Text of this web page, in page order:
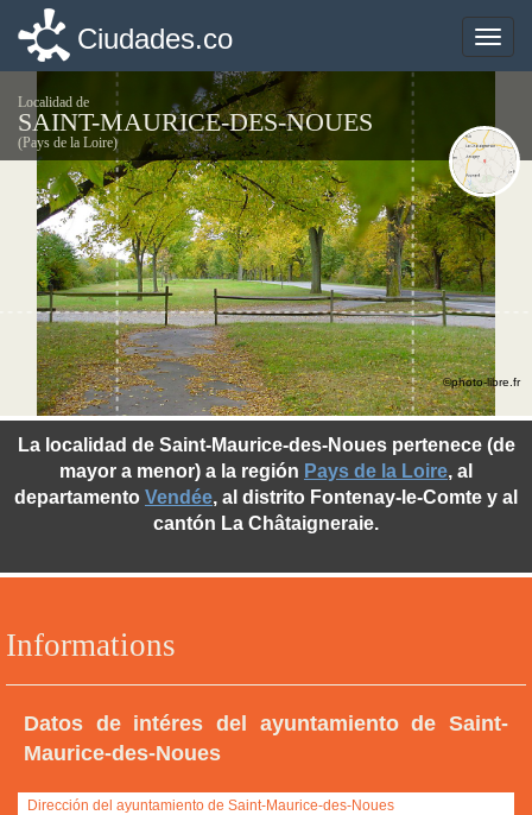
Toggle
Ciudades.co
Localidad de
SAINT-MAURICE-DES-NOUES
(Pays de la Loire)
Informations
Datos de intéres del ayuntamiento de Saint-
Maurice-des-Noues
Dirección del ayuntamiento de Saint-Maurice-des-Noues
La localidad de Saint-Maurice-des-Noues pertenece (de
mayor a menor) a la región Pays de la Loire, al
departamento Vendée, al distrito Fontenay-le-Comte y al
cantón La Châtaigneraie.
©photo-libre.fr
Toggle
Ciudades.co